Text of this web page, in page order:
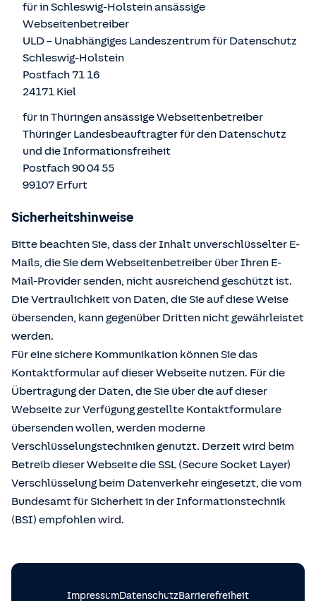
für in Schleswig-Holstein ansässige
Webseitenbetreiber
ULD – Unabhängiges Landeszentrum für Datenschutz
Schleswig-Holstein
Postfach 71 16
24171 Kiel
für in Thüringen ansässige Webseitenbetreiber
Thüringer Landesbeauftragter für den Datenschutz
und die Informationsfreiheit
Postfach 90 04 55
99107 Erfurt
Sicherheitshinweise
Bitte beachten Sie, dass der Inhalt unverschlüsselter E-
Mails, die Sie dem Webseitenbetreiber über Ihren E-
Mail-Provider senden, nicht ausreichend geschützt ist.
Die Vertraulichkeit von Daten, die Sie auf diese Weise
übersenden, kann gegenüber Dritten nicht gewährleistet
werden.
Für eine sichere Kommunikation können Sie das
Kontaktformular auf dieser Webseite nutzen. Für die
Übertragung der Daten, die Sie über die auf dieser
Webseite zur Verfügung gestellte Kontaktformulare
übersenden wollen, werden moderne
Verschlüsselungstechniken genutzt. Derzeit wird beim
Betreib dieser Webseite die SSL (Secure Socket Layer)
Verschlüsselung beim Datenverkehr eingesetzt, die vom
Bundesamt für Sicherheit in der Informationstechnik
(BSI) empfohlen wird.
ImpressumDatenschutzBarrierefreiheit